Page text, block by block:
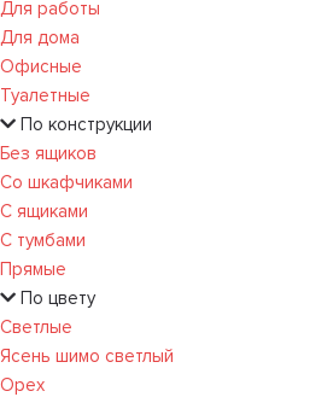
Для работы
Для дома
Офисные
Туалетные
По конструкции
Без ящиков
Со шкафчиками
С ящиками
С тумбами
Прямые
По цвету
Светлые
Ясень шимо светлый
Орех